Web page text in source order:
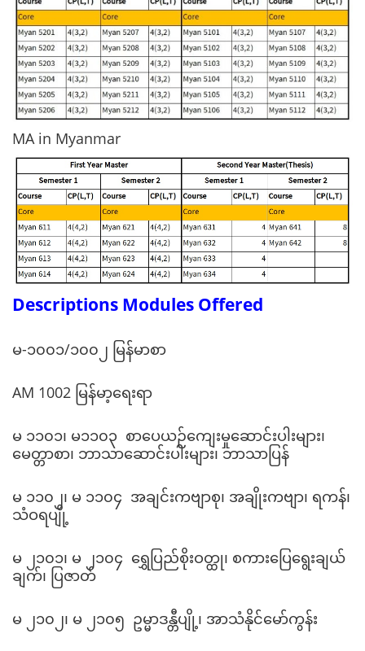
MA in Myanmar
Descriptions Modules Offered
မ-၁၀၀၁/၁၀၀၂ မြန်မာစာ
AM 1002 မြန်မာ့‌ရေးရာ
မ ၁၁၀၁၊ မ၁၁၀၃ စာပေယဉ်ကျေးမှုဆောင်းပါးများ၊
မေတ္တာစာ၊ ဘာသာဆောင်းပါးများ၊ ဘာသာပြန်
မ ၁၁၀၂၊ မ ၁၁၀၄ အချင်းကဗျာစု၊ အချိုးကဗျာ၊ ရကန်၊
သံဝရပျို့
မ ၂၁၀၁၊ မ ၂၁၀၄ ရွှေပြည်စိုးဝတ္ထု၊ စကားပြေရွေးချယ်
ချက်၊ ပြဇာတ်
မ ၂၁၀၂၊ မ ၂၁၀၅ ဥမ္မာဒန္တီပျို့၊ အာသံနိုင်မော်ကွန်း